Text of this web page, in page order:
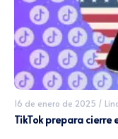
16 de enero de 2025 /
TikTok prepara cierre